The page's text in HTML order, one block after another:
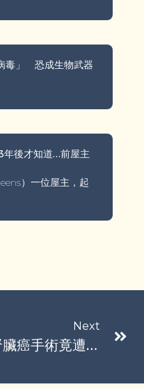
毒」 恐成生物武器
年後才知道…前屋主
）一位屋主，起
Next
腎臟癌手術竟遭醫生烏龍切錯邊 老翁僅剩病腎超崩潰